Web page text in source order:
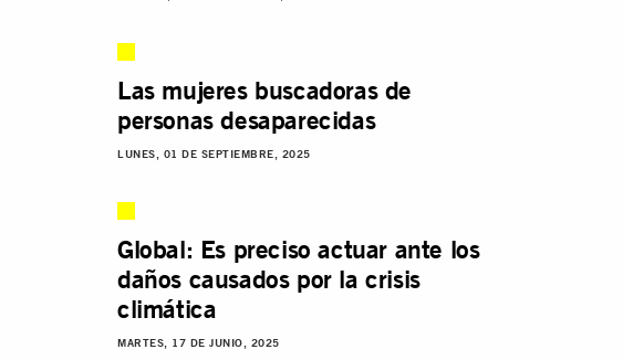
Las mujeres buscadoras de
personas desaparecidas
LUNES, 01 DE SEPTIEMBRE, 2025
Global: Es preciso actuar ante los
daños causados por la crisis
climática
MARTES, 17 DE JUNIO, 2025